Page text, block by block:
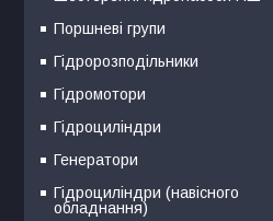
Поршневі групи
Гідророзподільники
Гідромотори
Гідроциліндри
Генератори
Гідроциліндри (навісного
обладнання)